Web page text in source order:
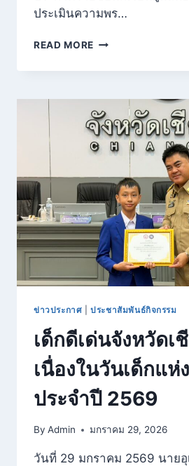
ประเมินความพร…
READ MORE ประกาศ
ชื่อ
ผู้
มี
สิทธิ์
เข้า
การ
ประเมิน
ความ
พร้อม
ก่อน
เข้า
เรียน
ประจำ
การ
๒๕๖๙
ข่าวประกาศ |ประชาสัมพันธ์กิจกรรม
เด็กดีเด่นจังหวัดเ
เนื่องในวันเด็กแห่
ประจำปี 2569
By Admin มกราคม 29, 2026
วันที่ 29 มกราคม 2569 นายอุ